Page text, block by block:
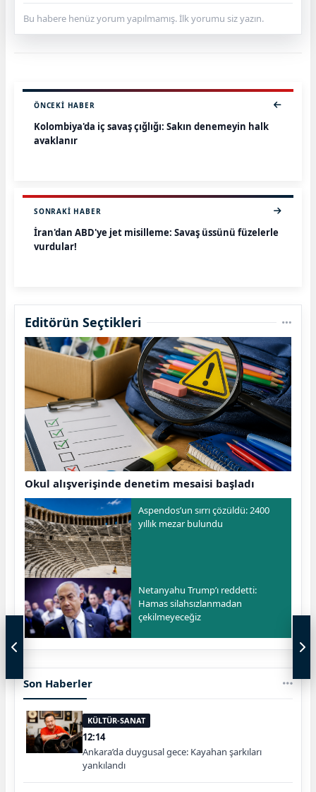
Bu habere henüz yorum yapılmamış. İlk yorumu siz yazın.
ÖNCEKI HABER
Kolombiya'da iç savaş çığlığı: Sakın denemeyin halk
ayaklanır
SONRAKI HABER
İran'dan ABD'ye jet misilleme: Savaş üssünü füzelerle
vurdular!
Editörün Seçtikleri
Okul alışverişinde denetim mesaisi başladı
Aspendos’un sırrı çözüldü: 2400
yıllık mezar bulundu
Netanyahu Trump’ı reddetti:
Hamas silahsızlanmadan
çekilmeyeceğiz
Son Haberler
KÜLTÜR-SANAT
12:14
Ankara’da duygusal gece: Kayahan şarkıları
yankılandı